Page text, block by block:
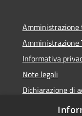
Informativa
Note legali
Dichiarazione di
Meccanismo di